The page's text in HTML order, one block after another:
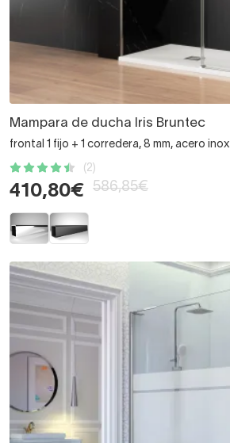
Mampara de ducha Iris Bruntec
frontal 1 fijo + 1 corredera, 8 mm, acero inox
(2)
410,80€ 586,85€